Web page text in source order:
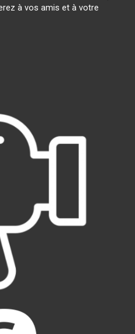
à vos amis et à votre